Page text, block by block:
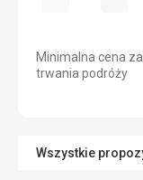
Minimalna cena
trwania podróży
Wszystkie